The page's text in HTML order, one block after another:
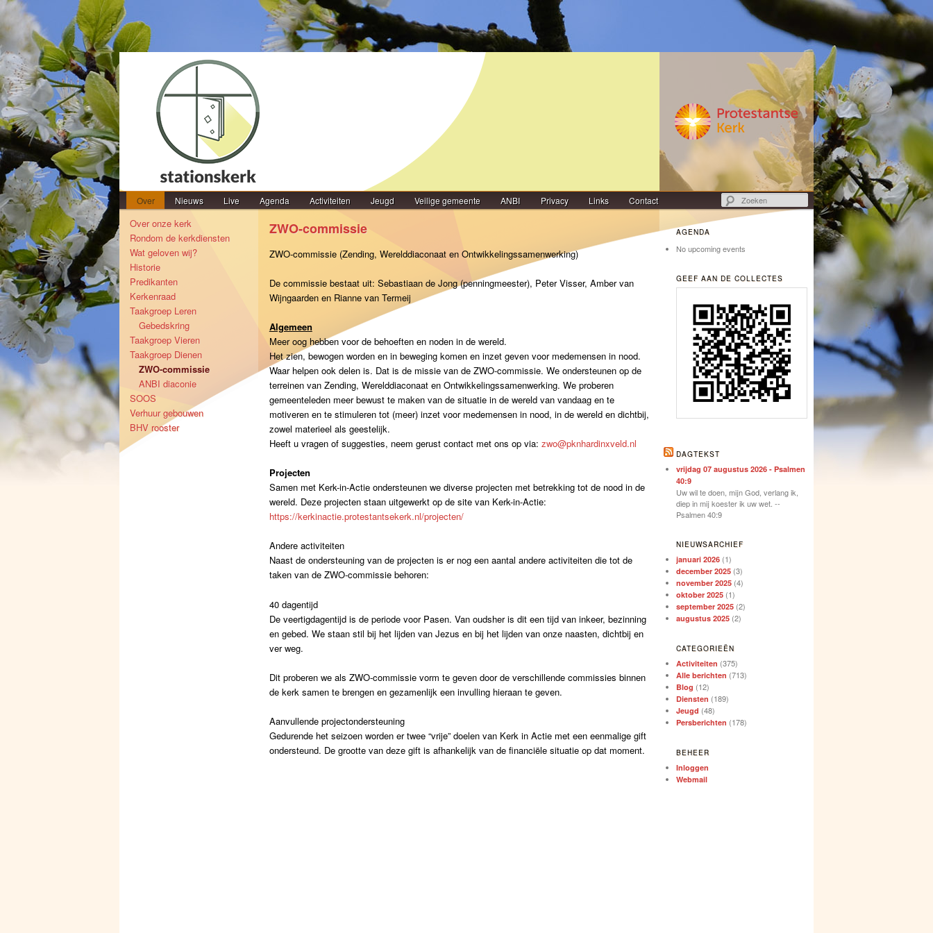
HoofdmenuSpring naar de primaire inhoud
Spring naar de secundaire inhoud
Over Nieuws Live Agenda Activiteiten Jeugd Veilige gemeente ANBI Privacy Links Contact
Zoeken
Over onze kerk
Rondom de kerkdiensten
Wat geloven wij?
Historie
Predikanten
Kerkenraad
Taakgroep Leren
Gebedskring
Taakgroep Vieren
Taakgroep Dienen
ZWO-commissie
ANBI diaconie
SOOS
Verhuur gebouwen
BHV rooster
ZWO-commissie
ZWO-commissie (Zending, Werelddiaconaat en Ontwikkelingssamenwerking)
De commissie bestaat uit: Sebastiaan de Jong (penningmeester), Peter Visser, Amber van
Wijngaarden en Rianne van Termeij
Algemeen
Meer oog hebben voor de behoeften en noden in de wereld.
Het zien, bewogen worden en in beweging komen en inzet geven voor medemensen in nood.
Waar helpen ook delen is. Dat is de missie van de ZWO-commissie. We ondersteunen op de
terreinen van Zending, Werelddiaconaat en Ontwikkelingssamenwerking. We proberen
gemeenteleden meer bewust te maken van de situatie in de wereld van vandaag en te
motiveren en te stimuleren tot (meer) inzet voor medemensen in nood, in de wereld en dichtbij,
zowel materieel als geestelijk.
Heeft u vragen of suggesties, neem gerust contact met ons op via: zwo@pknhardinxveld.nl
Projecten
Samen met Kerk-in-Actie ondersteunen we diverse projecten met betrekking tot de nood in de
wereld. Deze projecten staan uitgewerkt op de site van Kerk-in-Actie:
https://kerkinactie.protestantsekerk.nl/projecten/
Andere activiteiten
Naast de ondersteuning van de projecten is er nog een aantal andere activiteiten die tot de
taken van de ZWO-commissie behoren:
40 dagentijd
De veertigdagentijd is de periode voor Pasen. Van oudsher is dit een tijd van inkeer, bezinning
en gebed. We staan stil bij het lijden van Jezus en bij het lijden van onze naasten, dichtbij en
ver weg.
Dit proberen we als ZWO-commissie vorm te geven door de verschillende commissies binnen
de kerk samen te brengen en gezamenlijk een invulling hieraan te geven.
Aanvullende projectondersteuning
Gedurende het seizoen worden er twee “vrije” doelen van Kerk in Actie met een eenmalige gift
ondersteund. De grootte van deze gift is afhankelijk van de financiële situatie op dat moment.
AGENDA
No upcoming events
GEEF AAN DE COLLECTES
DAGTEKST
vrijdag 07 augustus 2026 - Psalmen
40:9
Uw wil te doen, mijn God, verlang ik,
diep in mij koester ik uw wet. --
Psalmen 40:9
NIEUWSARCHIEF
januari 2026 (1)
december 2025 (3)
november 2025 (4)
oktober 2025 (1)
september 2025 (2)
augustus 2025 (2)
CATEGORIEËN
Activiteiten (375)
Alle berichten (713)
Blog (12)
Diensten (189)
Jeugd (48)
Persberichten (178)
BEHEER
Inloggen
Webmail